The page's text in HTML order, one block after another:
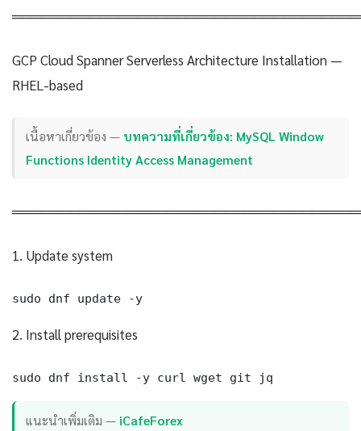
GCP Cloud Spanner Serverless Architecture Installation —
RHEL-based
เนื้อหาเกี่ยวข้อง — บทความที่เกี่ยวข้อง: MySQL Window
Functions Identity Access Management
1. Update system
sudo dnf update -y
2. Install prerequisites
sudo dnf install -y curl wget git jq
แนะนำเพิ่มเติม — iCafeForex